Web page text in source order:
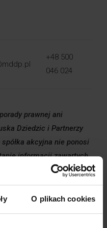
O plikach cookies
+48 500
046 024
prawnej ani
Dziedzic i Partnerzy
akcyjna nie ponosi
informacji zawartych
zasięgnięcia opinii